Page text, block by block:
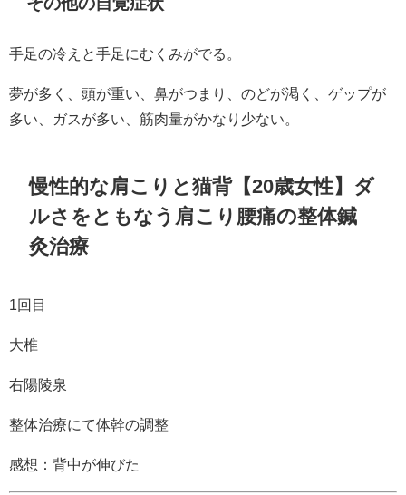
その他の自覚症状
手足の冷えと手足にむくみがでる。
夢が多く、頭が重い、鼻がつまり、のどが渇く、ゲップが
多い、ガスが多い、筋肉量がかなり少ない。
慢性的な肩こりと猫背【20歳女性】ダ
ルさをともなう肩こり腰痛の整体鍼
灸治療
1回目
大椎
右陽陵泉
整体治療にて体幹の調整
感想：背中が伸びた